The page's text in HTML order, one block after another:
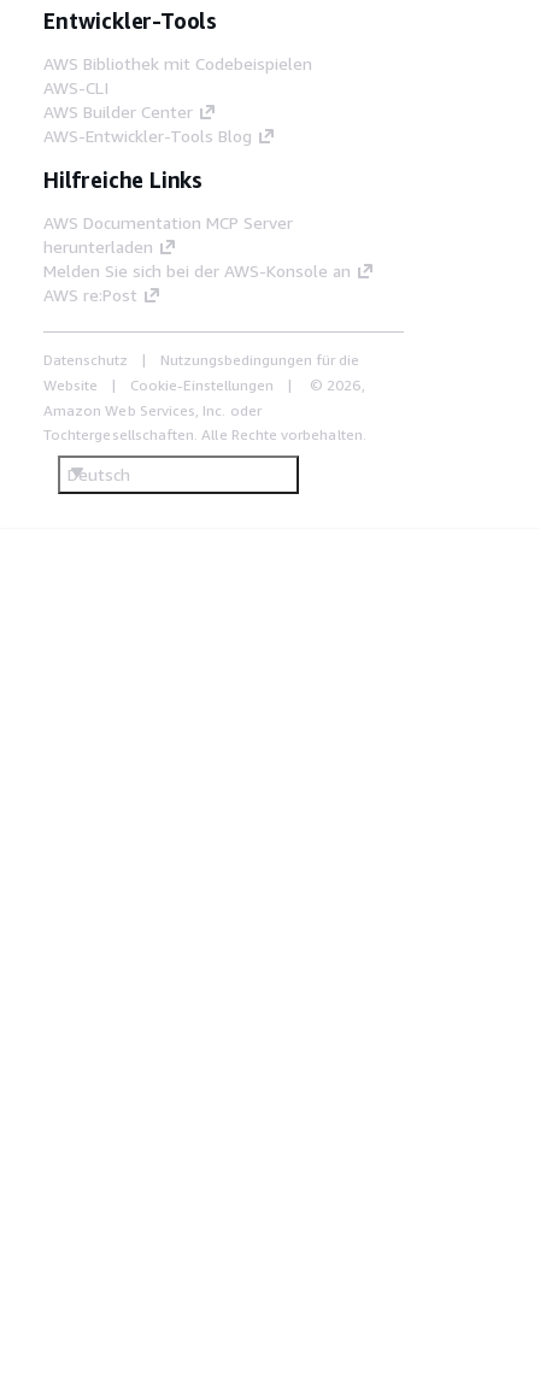
Entwickler-Tools
AWS Bibliothek mit Codebeispielen
AWS-CLI
AWS Builder Center
AWS-Entwickler-Tools Blog
Hilfreiche Links
AWS Documentation MCP Server
herunterladen
Melden Sie sich bei der AWS-Konsole an
AWS re:Post
Datenschutz
Nutzungsbedingungen für die
Website
Cookie-Einstellungen
© 2026,
Amazon Web Services, Inc. oder
Tochtergesellschaften. Alle Rechte vorbehalten.
Deutsch